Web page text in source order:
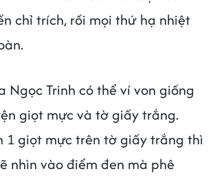
chỉ trích, rồi mọi thứ hạ nhiệt
Ngọc Trinh có thể ví von giống
giọt mực và tờ giấy trắng.
1 giọt mực trên tờ giấy trắng thì
nhìn vào điểm đen mà phê